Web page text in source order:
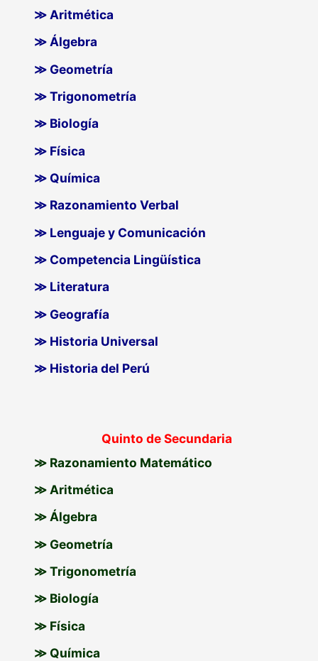
≫ Aritmética
≫ Álgebra
≫ Geometría
≫ Trigonometría
≫ Biología
≫ Física
≫ Química
≫ Razonamiento Verbal
≫ Lenguaje y Comunicación
≫ Competencia Lingüística
≫ Literatura
≫ Geografía
≫ Historia Universal
≫ Historia del Perú
Quinto de Secundaria
≫ Razonamiento Matemático
≫ Aritmética
≫ Álgebra
≫ Geometría
≫ Trigonometría
≫ Biología
≫ Física
≫ Química